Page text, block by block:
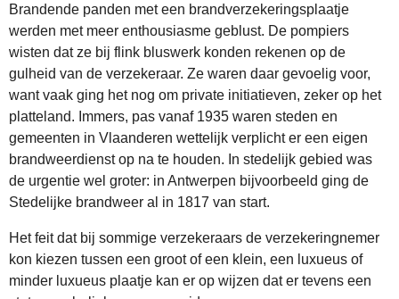
Brandende panden met een brandverzekeringsplaatje
werden met meer enthousiasme geblust. De pompiers
wisten dat ze bij flink bluswerk konden rekenen op de
gulheid van de verzekeraar. Ze waren daar gevoelig voor,
want vaak ging het nog om private initiatieven, zeker op het
platteland. Immers, pas vanaf 1935 waren steden en
gemeenten in Vlaanderen wettelijk verplicht er een eigen
brandweerdienst op na te houden. In stedelijk gebied was
de urgentie wel groter: in Antwerpen bijvoorbeeld ging de
Stedelijke brandweer al in 1817 van start.
Het feit dat bij sommige verzekeraars de verzekeringnemer
kon kiezen tussen een groot of een klein, een luxueus of
minder luxueus plaatje kan er op wijzen dat er tevens een